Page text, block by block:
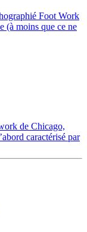
Foot Work
(à moins que ce ne
de Chicago,
caractérisé par